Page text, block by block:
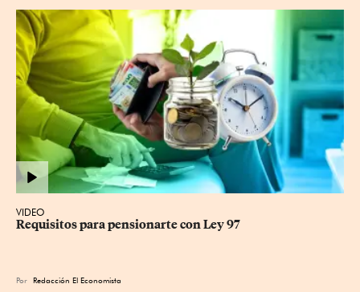
VIDEO
Requisitos para pensionarte con Ley 97
Por Redacción El Economista